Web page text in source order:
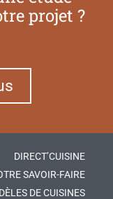
projet ?
DIRECT’CUISINE
SAVOIR-FAIRE
DE CUISINES